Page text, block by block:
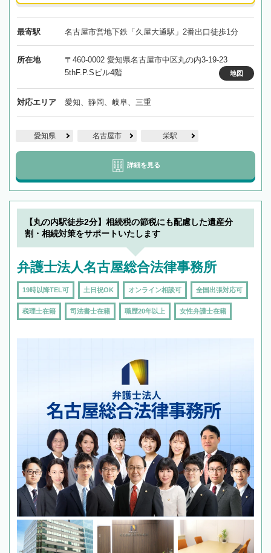
最寄駅 名古屋市営地下鉄「久屋大通駅」2番出口徒歩1分
所在地
〒460-0002 愛知県名古屋市中区丸の内3-19-23
5thF.P.Sビル4階
地図
対応エリア 愛知、静岡、岐阜、三重
愛知県 名古屋市 栄駅
詳細を見る
【丸の内駅徒歩2分】相続税の節税にも配慮した遺産分
割・相続対策をサポートいたします
弁護士法人名古屋総合法律事務所
19時以降TEL可 土日祝OK オンライン相談可 全国出張対応可
税理士在籍 司法書士在籍 職歴20年以上 女性弁護士在籍